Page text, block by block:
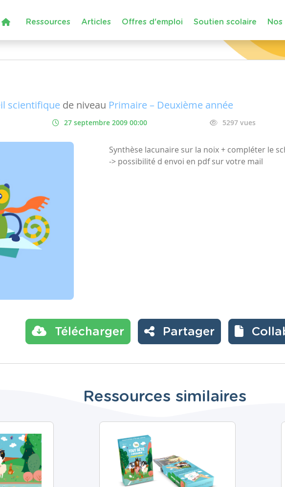
Ressources Articles Offres d'emploi Soutien scolaire Nos
scientifique de niveau Primaire – Deuxième année
27 septembre 2009 00:00 5297 vues
Synthèse lacunaire sur la noix + compléter le
-> possibilité d envoi en pdf sur votre mail
Télécharger Partager
Ressources similaires